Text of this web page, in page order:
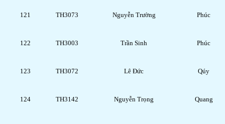
121 TH3073 Nguyễn Trường Phúc
122 TH3003 Trần Sinh Phúc
123 TH3072 Lê Đức Qúy
124 TH3142 Nguyễn Trọng Quang